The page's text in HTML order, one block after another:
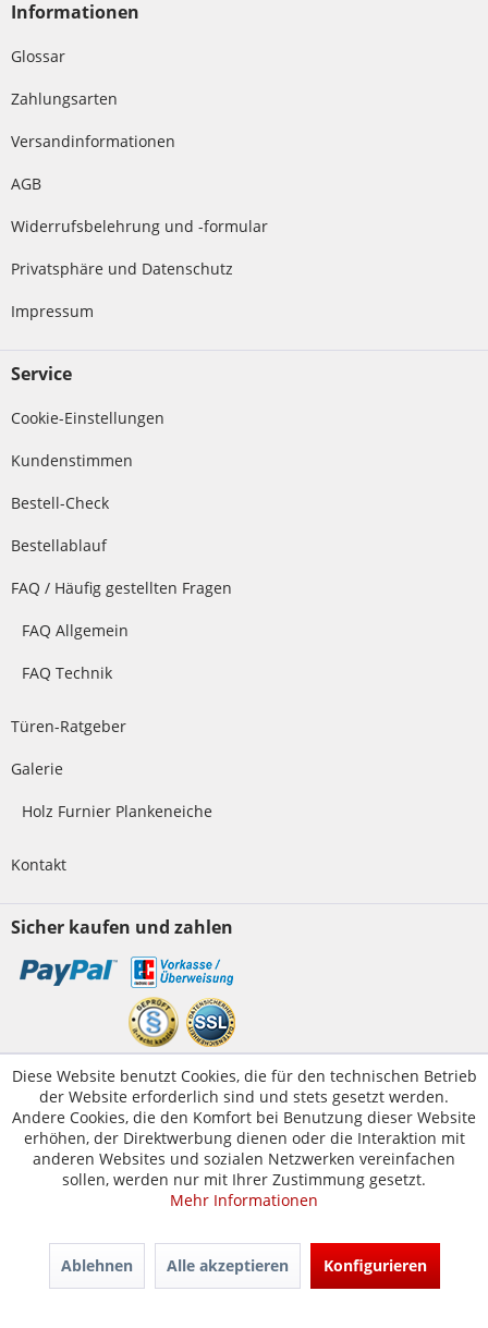
Informationen
Glossar
Zahlungsarten
Versandinformationen
AGB
Widerrufsbelehrung und -formular
Privatsphäre und Datenschutz
Impressum
Service
Cookie-Einstellungen
Kundenstimmen
Bestell-Check
Bestellablauf
FAQ / Häufig gestellten Fragen
FAQ Allgemein
FAQ Technik
Türen-Ratgeber
Galerie
Holz Furnier Plankeneiche
Kontakt
Sicher kaufen und zahlen
Kundenservice
Servicetelefon:05223-1830016
E-Mail:kontakt@tuer-und-zarge.de
© Tür-und-Zarge.de 2017
Diese Website benutzt Cookies, die für den technischen Betrieb
der Website erforderlich sind und stets gesetzt werden.
Andere Cookies, die den Komfort bei Benutzung dieser Website
erhöhen, der Direktwerbung dienen oder die Interaktion mit
anderen Websites und sozialen Netzwerken vereinfachen
sollen, werden nur mit Ihrer Zustimmung gesetzt.
Mehr Informationen
Ablehnen Alle akzeptieren Konfigurieren